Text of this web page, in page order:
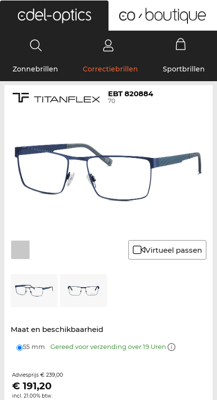
Zonnebrillen Correctiebrillen Sportbrillen
EBT 820884
70
Virtueel passen
Maat en beschikbaarheid
55 mm Gereed voor verzending over 19 Uren
Adviesprijs € 239,00
€ 191,20
incl. 21.00% btw.